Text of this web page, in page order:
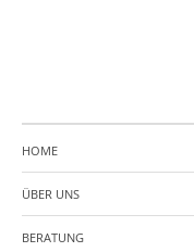
HOME
ÜBER UNS
BERATUNG